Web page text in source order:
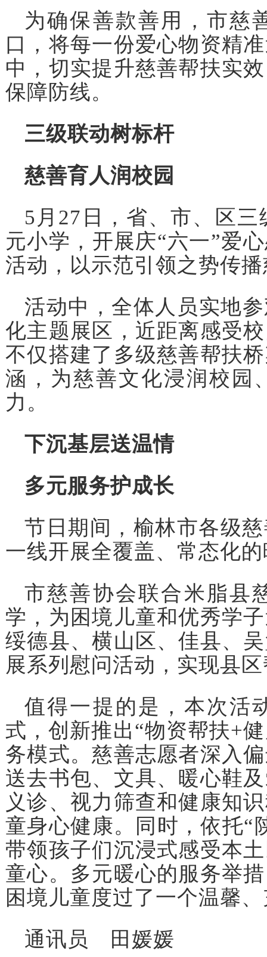
为确保善款善用，市慈
口，将每一份爱心物资精
中，切实提升慈善帮扶实
保障防线。
三级联动树标杆
慈善育人润校园
5月27日，省、市、区
元小学，开展庆“六一”爱
活动，以示范引领之势传
活动中，全体人员实地
化主题展区，近距离感受
不仅搭建了多级慈善帮扶
涵，为慈善文化浸润校园
力。
下沉基层送温情
多元服务护成长
节日期间，榆林市各级
一线开展全覆盖、常态化
市慈善协会联合米脂县
学，为困境儿童和优秀学
绥德县、横山区、佳县、
展系列慰问活动，实现县
值得一提的是，本次活
式，创新推出“物资帮扶+
务模式。慈善志愿者深入
送去书包、文具、暖心鞋
义诊、视力筛查和健康知
童身心健康。同时，依托“
带领孩子们沉浸式感受本
童心。多元暖心的服务举
困境儿童度过了一个温馨
通讯员 田媛媛